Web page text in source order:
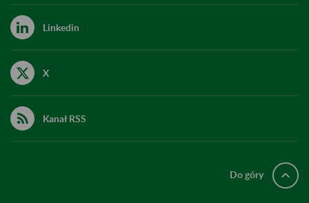
Linkedin
X
Kanał RSS
Do góry